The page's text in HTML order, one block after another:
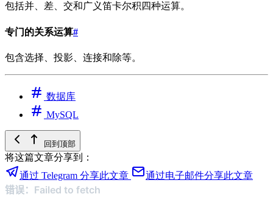
包括并、差、交和广义笛卡尔积四种运算。
专门的关系运算#
包含选择、投影、连接和除等。
数据库
MySQL
回到顶部
将这篇文章分享到：
通过 Telegram 分享此文章
通过电子邮件分享此文章